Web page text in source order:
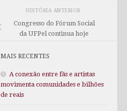
HISTÓRIA ANTERIOR
Congresso do Fórum Social
da UFPel continua hoje
MAIS RECENTES
A conexão entre fãs e artistas
movimenta comunidades e bilhões
de reais